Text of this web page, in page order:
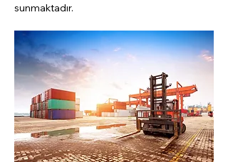
sunmaktadır.